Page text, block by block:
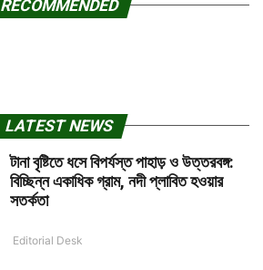
RECOMMENDED
LATEST NEWS
টানা বৃষ্টিতে ধসে বিপর্যস্ত পাহাড় ও উত্তরবঙ্গ:
বিচ্ছিন্ন একাধিক গ্রাম, নদী প্লাবিত হওয়ার
সতর্কতা
Editorial Desk